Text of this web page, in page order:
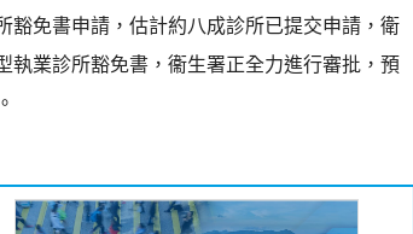
免書申請，估計約八成診所已提交申請，衛
執業診所豁免書，衞生署正全力進行審批，預